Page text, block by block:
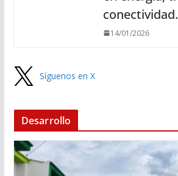
conectividad.
14/01/2026
Síguenos en X
Desarrollo